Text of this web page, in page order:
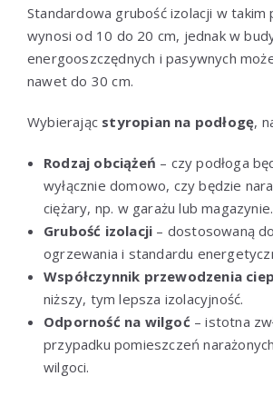
Standardowa grubość izolacji w takim
wynosi od 10 do 20 cm, jednak w
energooszczędnych i pasywnych
nawet do 30 cm.
Wybierając styropian na podłogę,
Rodzaj obciążeń – czy podłoga
wyłącznie domowo, czy będzie
ciężary, np. w garażu lub magazynie.
Grubość izolacji – dostosowaną
ogrzewania i standardu
Współczynnik przewodzenia
niższy, tym lepsza izolacyjność.
Odporność na wilgoć – istotna
przypadku pomieszczeń
wilgoci.